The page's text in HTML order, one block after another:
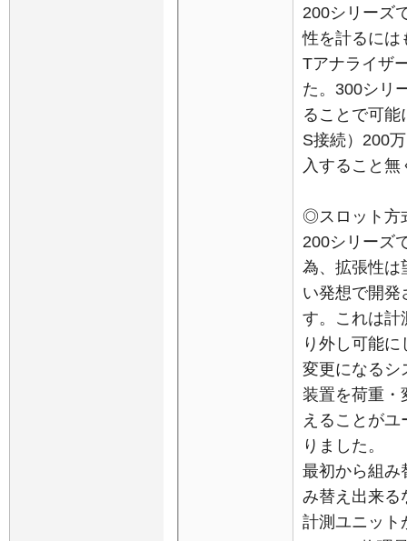
200シリーズ
性を計るには
Tアナライザ
た。300シリ
ることで可
S接続）200
入すること無
◎スロット方
200シリーズ
為、拡張性は
い発想で開発
す。これは計
り外し可能
変更になるシ
装置を荷重・
えることが
りました。
最初から組み
み替え出来る
計測ユニット